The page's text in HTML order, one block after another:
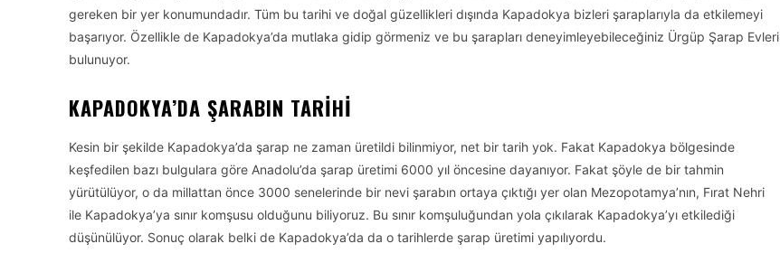
gereken bir yer konumundadır. Tüm bu tarihi ve doğal güzellikleri dışında Kapadokya bizleri şaraplarıyla da etkilemeyi
başarıyor. Özellikle de Kapadokya’da mutlaka gidip görmeniz ve bu şarapları deneyimleyebileceğiniz Ürgüp Şarap Evleri
bulunuyor.
KAPADOKYA’DA ŞARABIN TARIHI
Kesin bir şekilde Kapadokya’da şarap ne zaman üretildi bilinmiyor, net bir tarih yok. Fakat Kapadokya bölgesinde
keşfedilen bazı bulgulara göre Anadolu’da şarap üretimi 6000 yıl öncesine dayanıyor. Fakat şöyle de bir tahmin
yürütülüyor, o da millattan önce 3000 senelerinde bir nevi şarabın ortaya çıktığı yer olan Mezopotamya’nın, Fırat Nehri
ile Kapadokya’ya sınır komşusu olduğunu biliyoruz. Bu sınır komşuluğundan yola çıkılarak Kapadokya’yı etkilediği
düşünülüyor. Sonuç olarak belki de Kapadokya’da da o tarihlerde şarap üretimi yapılıyordu.